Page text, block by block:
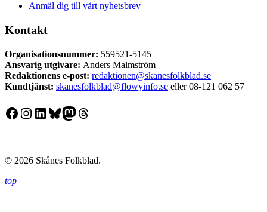
Anmäl dig till vårt nyhetsbrev
Kontakt
Organisationsnummer: 559521-5145
Ansvarig utgivare: Anders Malmström
Redaktionens e-post: redaktionen@skanesfolkblad.se
Kundtjänst: skanesfolkblad@flowyinfo.se eller 08-121 062 57
Facebook
Instagram
LinkedIn
Bluesky
Mastodon
Threads
© 2026 Skånes Folkblad.
top